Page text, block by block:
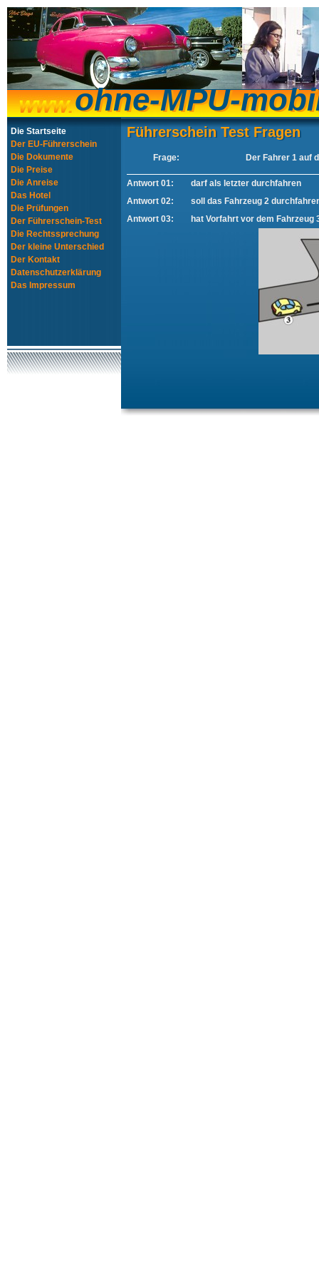
ohne-MPU-
ohne-MPU-
Die Startseite
Der EU-Führerschein
Die Dokumente
Die Preise
Die Anreise
Das Hotel
Die Prüfungen
Der Führerschein-Test
Die Rechtssprechung
Der kleine Unterschied
Der Kontakt
Datenschutzerklärung
Das Impressum
Führerschein Test Fragen
Führerschein Test Fragen
Frage: Der Fahrer 1 auf
Antwort 01:
darf als letzter durchfahren
Antwort 02:
soll das Fahrzeug 2
Antwort 03:
hat Vorfahrt vor dem Fahrzeug